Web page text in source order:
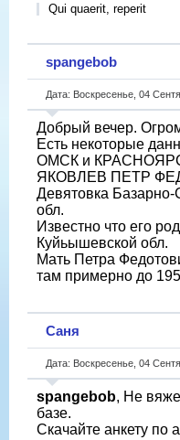
Qui quaerit, reperit
spangebob
Дата: Воскресенье, 04
Добрый вечер.
Есть некоторые
ОМСК и
ЯКОВЛЕВ ПЕТР
Девятовка
обл.
Известно что его
Куйьышевской обл.
Мать Петра
там примерно до
Саня
Дата: Воскресенье, 04
spangebob, Не
базе.
Скачайте анкету по